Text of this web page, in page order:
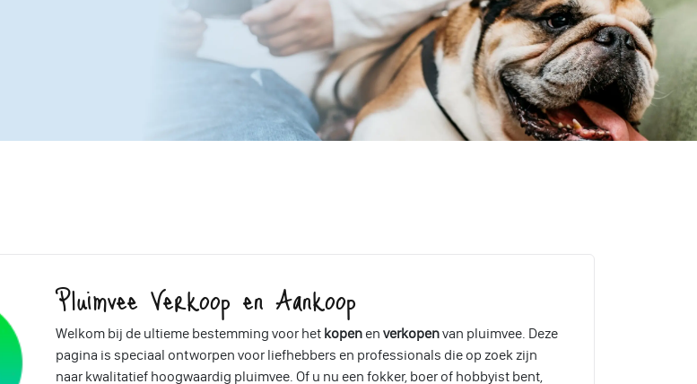
Pluimvee Verkoop en Aankoop
Welkom bij de ultieme bestemming voor het kopen enverkopenvan pluimvee. Deze
pagina is speciaal ontworpen voor liefhebbers en professionals die op zoek zijn
naar kwalitatief hoogwaardig pluimvee. Of u nu een fokker, boer of hobbyist bent,